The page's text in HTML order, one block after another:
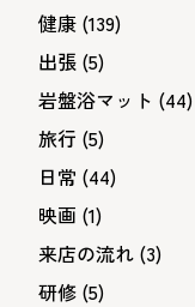
健康 (139)
出張 (5)
岩盤浴マット (44)
旅行 (5)
日常 (44)
映画 (1)
来店の流れ (3)
研修 (5)